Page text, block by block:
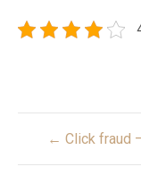
Post← Click fraud